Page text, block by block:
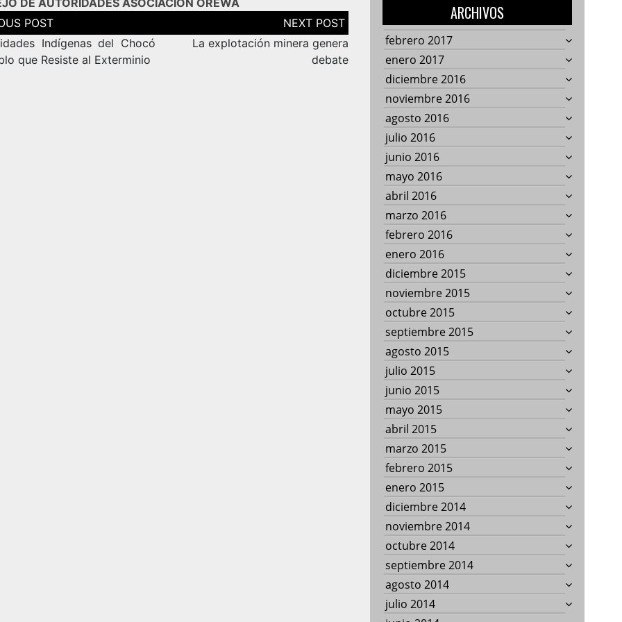
Indígenas del Chocó
que Resiste al Exterminio
La explotación minera genera
debate
ARCHIVOS
febrero 2017
enero 2017
diciembre 2016
noviembre 2016
agosto 2016
julio 2016
junio 2016
mayo 2016
abril 2016
marzo 2016
febrero 2016
enero 2016
diciembre 2015
noviembre 2015
octubre 2015
septiembre 2015
agosto 2015
julio 2015
junio 2015
mayo 2015
abril 2015
marzo 2015
febrero 2015
enero 2015
diciembre 2014
noviembre 2014
octubre 2014
septiembre 2014
agosto 2014
julio 2014